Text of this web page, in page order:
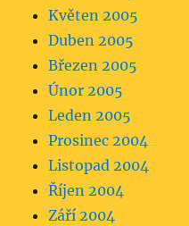
Květen 2005
Duben 2005
Březen 2005
Únor 2005
Leden 2005
Prosinec 2004
Listopad 2004
Říjen 2004
Září 2004